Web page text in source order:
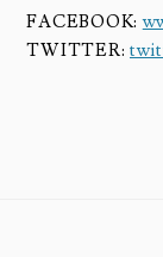
FACEBOOK:
TWITTER: